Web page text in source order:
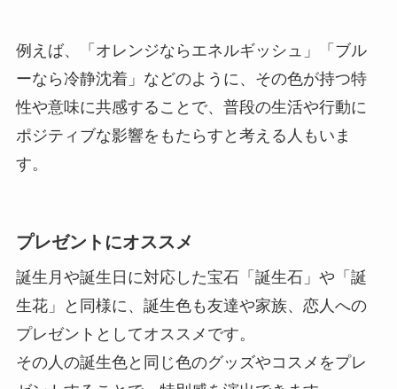
例えば、「オレンジならエネルギッシュ」「ブル
ーなら冷静沈着」などのように、その色が持つ特
性や意味に共感することで、普段の生活や行動に
ポジティブな影響をもたらすと考える人もいま
す。
プレゼントにオススメ
誕生月や誕生日に対応した宝石「誕生石」や「誕
生花」と同様に、誕生色も友達や家族、恋人への
プレゼントとしてオススメです。
その人の誕生色と同じ色のグッズやコスメをプレ